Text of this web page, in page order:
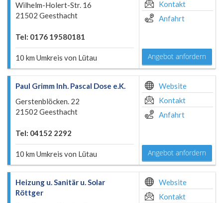
Wilhelm-Holert-Str. 16
21502 Geesthacht
Tel: 0176 19580181
10 km Umkreis von Lütau
Kontakt
Anfahrt
Angebot anfordern
Paul Grimm Inh. Pascal Dose e.K.
Gerstenblöcken. 22
21502 Geesthacht
Tel: 04152 2292
10 km Umkreis von Lütau
Website
Kontakt
Anfahrt
Angebot anfordern
Heizung u. Sanitär u. Solar
Röttger
Website
Kontakt